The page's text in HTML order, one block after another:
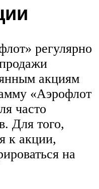
регулярно
акциям
«Аэрофлот
часто
Для того,
к акции,
на